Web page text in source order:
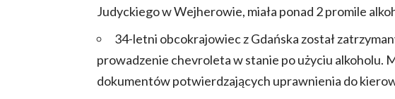
Judyckiego w Wejherowie, miała ponad 2 promile
34-letni obcokrajowiec z Gdańska został
prowadzenie chevroleta w stanie po użyciu alkoholu.
dokumentów potwierdzających uprawnienia do